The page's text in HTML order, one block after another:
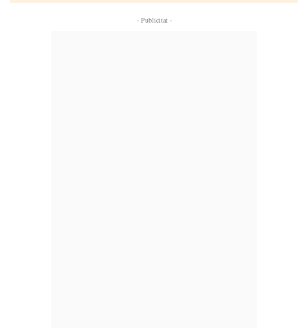
- Publicitat -